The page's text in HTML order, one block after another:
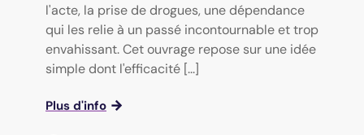
l'acte, la prise de drogues, une dépendance
qui les relie à un passé incontournable et trop
envahissant. Cet ouvrage repose sur une idée
simple dont l'efficacité [...]
Plus d'info